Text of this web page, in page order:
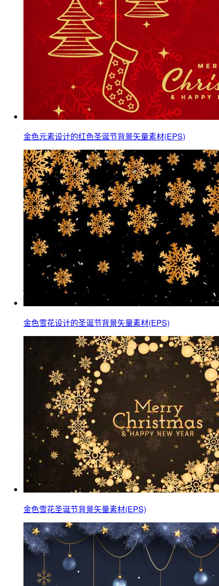
金色元素设计的红色圣诞节背景矢量素材(EPS)
金色雪花设计的圣诞节背景矢量素材(EPS)
金色雪花圣诞节背景矢量素材(EPS)